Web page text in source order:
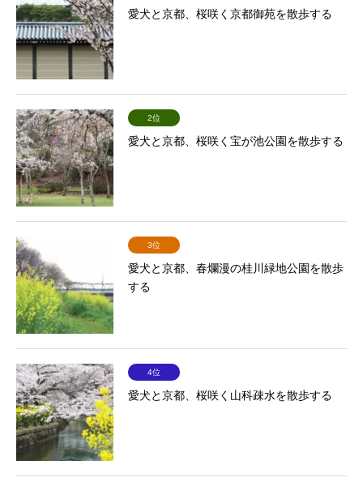
愛犬と京都、桜咲く京都御苑を散歩する
2位
愛犬と京都、桜咲く宝が池公園を散歩する
3位
愛犬と京都、春爛漫の桂川緑地公園を散歩
する
4位
愛犬と京都、桜咲く山科疎水を散歩する